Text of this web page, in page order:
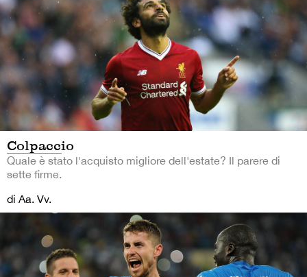
Colpaccio
Quale è stato l'acquisto migliore dell'estate? Il parere di
sette firme.
di Aa. Vv.